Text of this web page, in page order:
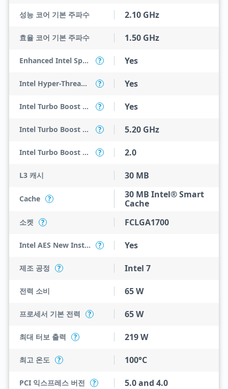
성능 코어 기본 주파수 2.10 GHz
효율 코어 기본 주파수 1.50 GHz
Enhanced Intel SpeedStep Technology ? Yes
Intel Hyper-Threading Technology ? Yes
Intel Turbo Boost Max Technology 3.0 ? Yes
Intel Turbo Boost Max Technology 3.0 Frequency ? 5.20 GHz
Intel Turbo Boost Technology ? 2.0
L3 캐시 30 MB
Cache ?
30 MB Intel® Smart
Cache
소켓 ? FCLGA1700
Intel AES New Instructions ? Yes
제조 공정 ? Intel 7
전력 소비 65 W
프로세서 기본 전력 ? 65 W
최대 터보 출력 ? 219 W
최고 온도 ? 100°C
PCI 익스프레스 버전 ? 5.0 and 4.0